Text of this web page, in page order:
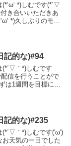
*)しむです(*´▽
き合いいただきあ
*)久しぶりのモン
記的な)#94
(*´▽｀*)しむです
信を行うことがで
は1週間を目標に配
記的な)#235
(*´▽｀*)しむです('ω')
お天気の一日でした